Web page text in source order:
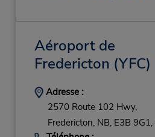
Aéroport de
Fredericton (YFC)
Adresse :
2570 Route 102 Hwy,
Fredericton, NB, E3B 9G1,